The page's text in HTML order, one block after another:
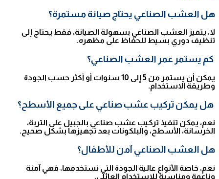
هل العشب الصناعي يحتاج صيانة مستمرة؟
لا، يتميز العشب الصناعي بسهولة الصيانة، فقط يحتاج إلى
تنظيف دوري بسيط للحفاظ على مظهره.
كم يستمر عمر العشب الصناعي؟
يمكن أن يستمر من 5 إلى 10 سنوات أو أكثر حسب الجودة
وطريقة الاستخدام.
هل يمكن تركيب عشب صناعي على جميع الأسطح؟
نعم، يمكن تنفيذ تركيب عشب صناعي بالجبيل على التربة،
الخرسانة، الأسطح، والبلكونات بعد تجهيزها بشكل صحيح.
هل العشب الصناعي آمن للأطفال؟
نعم، خاصة الأنواع عالية الجودة التي نستخدمها، فهي آمنة
وناعمة ومناسبة للاستخدام العائلي.